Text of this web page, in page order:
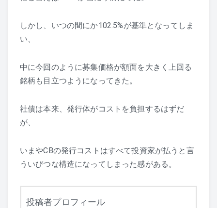
しかし、いつの間にか102.5%が基準となってしま
い、
中に今回のように募集価格が額面を大きく上回る
銘柄も目立つようになってきた。
社債は本来、発行体がコストを負担するはずだ
が、
いまやCBの発行コストはすべて投資家が払うと言
ういびつな構造になってしまった感がある。
投稿者プロフィール